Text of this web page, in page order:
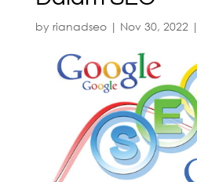
by rianadseo| Nov 30, 2022|